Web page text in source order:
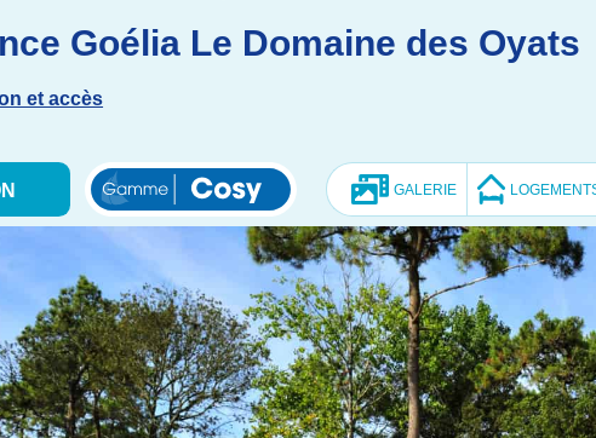
Goélia Le Domaine des Oyats
et accès
GALERIE